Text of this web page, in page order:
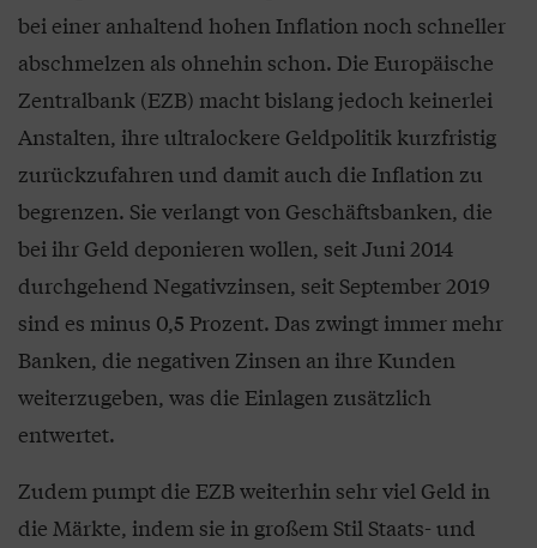
bei einer anhaltend hohen Inflation noch schneller
abschmelzen als ohnehin schon. Die Europäische
Zentralbank (EZB) macht bislang jedoch keinerlei
Anstalten, ihre ultralockere Geldpolitik kurzfristig
zurückzufahren und damit auch die Inflation zu
begrenzen. Sie verlangt von Geschäftsbanken, die
bei ihr Geld deponieren wollen, seit Juni 2014
durchgehend Negativzinsen, seit September 2019
sind es minus 0,5 Prozent. Das zwingt immer mehr
Banken, die negativen Zinsen an ihre Kunden
weiterzugeben, was die Einlagen zusätzlich
entwertet.
Zudem pumpt die EZB weiterhin sehr viel Geld in
die Märkte, indem sie in großem Stil Staats- und